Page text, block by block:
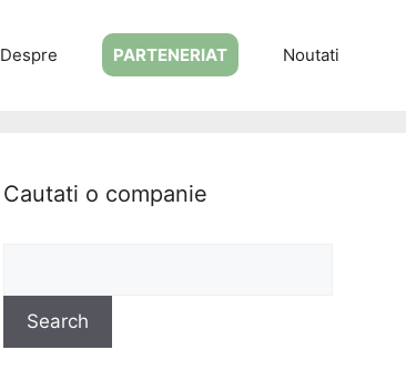
Despre PARTENERIAT Noutati
Cautati o companie